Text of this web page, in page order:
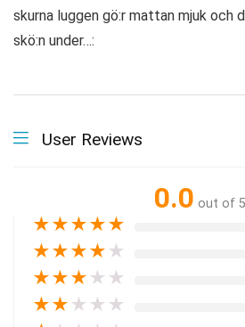
skurna luggen gö:r mattan mjuk och
skö:n under…:
User Reviews
0.0 out of 5
★★★★★
★★★★ ★
★★★ ★ ★
★★ ★ ★ ★